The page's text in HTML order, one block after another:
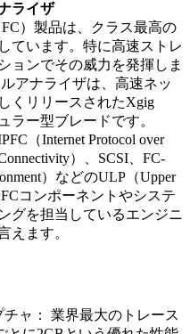
ライザ
）製品は、クラス最高の
ています。特に高速ストレ
ョンでその威力を発揮しま
アナライザは、高速ネッ
くリリースされたXgig
ラー型ブレードです。
（Internet Protocol over
）、SCSI、FC-
）などのULP（Upper
コンポーネントやシステ
グを担当しているエンジニ
えます。
ャ： 業界最大のトレース